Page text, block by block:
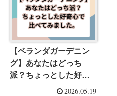
【ベランダガーデニン
グ】あなたはどっち
派？ちょっとした好奇
心で比べてみました。
2026.05.19